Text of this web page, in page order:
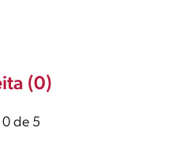
(0)
0 de 5